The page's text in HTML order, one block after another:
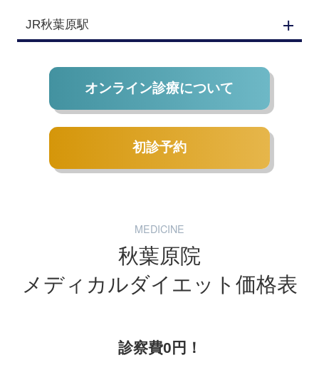
JR秋葉原駅
オンライン診療について
初診予約
MEDICINE
秋葉原院
メディカルダイエット価格表
診察費0円！